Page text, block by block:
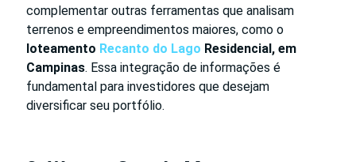
complementar outras ferramentas que analisam
terrenos e empreendimentos maiores, como o
loteamento Recanto do Lago Residencial, em
Campinas. Essa integração de informações é
fundamental para investidores que desejam
diversificar seu portfólio.